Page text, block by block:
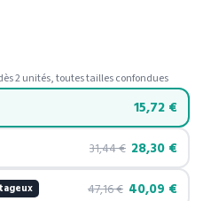
2 unités, toutes tailles confondues
15,72 €
31,44€ 28,30 €
47,16€ 40,09 €